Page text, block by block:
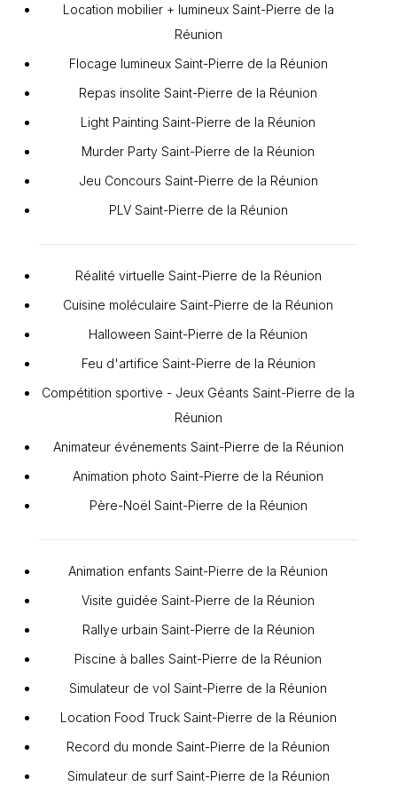
Location mobilier + lumineux Saint-Pierre de la
Réunion
Flocage lumineux Saint-Pierre de la Réunion
Repas insolite Saint-Pierre de la Réunion
Light Painting Saint-Pierre de la Réunion
Murder Party Saint-Pierre de la Réunion
Jeu Concours Saint-Pierre de la Réunion
PLV Saint-Pierre de la Réunion
Réalité virtuelle Saint-Pierre de la Réunion
Cuisine moléculaire Saint-Pierre de la Réunion
Halloween Saint-Pierre de la Réunion
Feu d'artifice Saint-Pierre de la Réunion
Compétition sportive - Jeux Géants Saint-Pierre de la
Réunion
Animateur événements Saint-Pierre de la Réunion
Animation photo Saint-Pierre de la Réunion
Père-Noël Saint-Pierre de la Réunion
Animation enfants Saint-Pierre de la Réunion
Visite guidée Saint-Pierre de la Réunion
Rallye urbain Saint-Pierre de la Réunion
Piscine à balles Saint-Pierre de la Réunion
Simulateur de vol Saint-Pierre de la Réunion
Location Food Truck Saint-Pierre de la Réunion
Record du monde Saint-Pierre de la Réunion
Simulateur de surf Saint-Pierre de la Réunion